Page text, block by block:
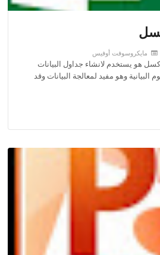
مايكروسوفت أوفيس
هو يستخدم لانشاء جداول البيانات
البيانية وهو مفيد لمعالجة البيانات وقد